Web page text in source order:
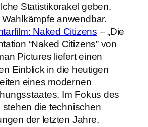
Statistikorakel geben.
anwendbar.
Naked Citizens – „Die
“Naked Citizens” von
Pictures liefert einen
Einblick in die heutigen
eines modernen
Im Fokus des
stehen die technischen
der letzten Jahre,